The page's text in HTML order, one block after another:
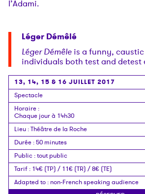
l’Adami.
Léger Démêlé
Léger Démêle is a funny,
individuals both test and detest
13, 14, 15 & 16 JUILLET 2017
Spectacle
Horaire:
Chaque jour à 14h30
Lieu:Théâtre de la Roche
Durée:50 minutes
Public:tout public
Tarif: 14€ (TP) / 11€ (TR) / 8€ (TE)
Adapted to: non-French speaking audience